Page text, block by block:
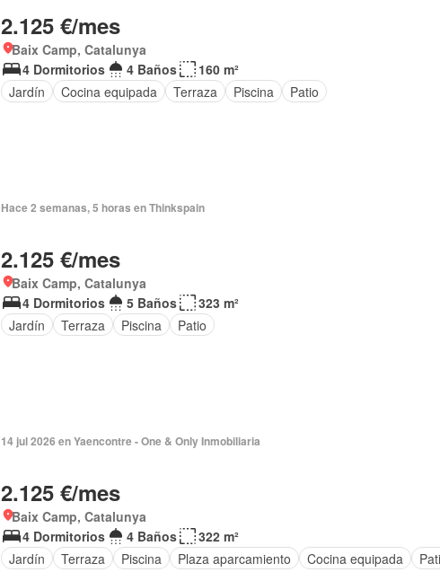
2.125 €/mes
Baix Camp, Catalunya
4 Dormitorios
4 Baños
160 m²
Jardín
Cocina equipada Terraza Piscina Patio
Hace 2 semanas, 5 horas en Thinkspain
2.125 €/mes
Baix Camp, Catalunya
4 Dormitorios
5 Baños
323 m²
Jardín
Terraza Piscina Patio
14 jul 2026 en Yaencontre - One & Only Inmobiliaria
2.125 €/mes
Baix Camp, Catalunya
4 Dormitorios
4 Baños
322 m²
Jardín
Terraza Piscina Plaza aparcamiento Cocina equipada